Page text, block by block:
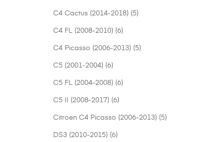
C4 Cactus (2014-2018) (5)
C4 FL (2008-2010) (6)
C4 Picasso (2006-2013) (5)
C5 (2001-2004) (6)
C5 FL (2004-2008) (6)
C5 II (2008-2017) (6)
Citroen C4 Picasso (2006-2013) (5)
DS3 (2010-2015) (6)